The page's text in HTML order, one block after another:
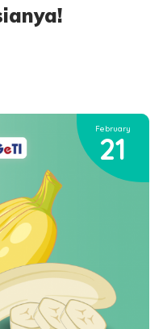
February
21